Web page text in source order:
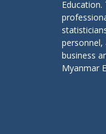
Education.
business
Myanmar